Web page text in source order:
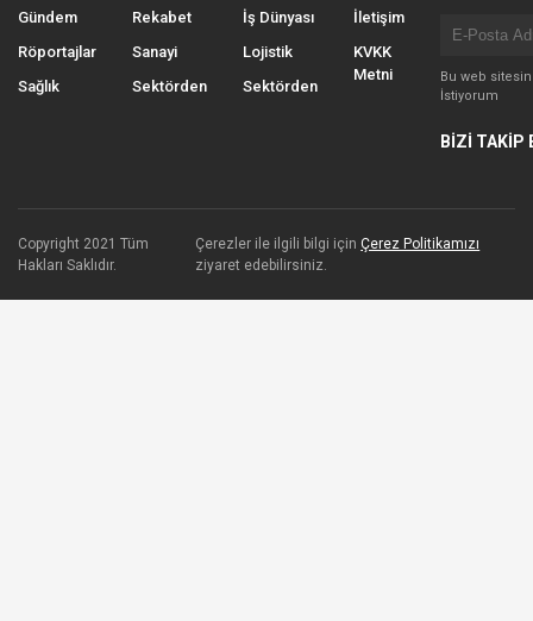
Gündem
Röportajlar
Sağlık
Rekabet
Sanayi
Sektörden
İş Dünyası
Lojistik
Sektörden
İletişim
KVKK
Metni
Bu web
İstiyorum
BİZİ TAKİP
Copyright 2021 Tüm
Hakları Saklıdır.
Çerezler ile ilgili bilgi içinÇerez Politikamızı
ziyaret edebilirsiniz.